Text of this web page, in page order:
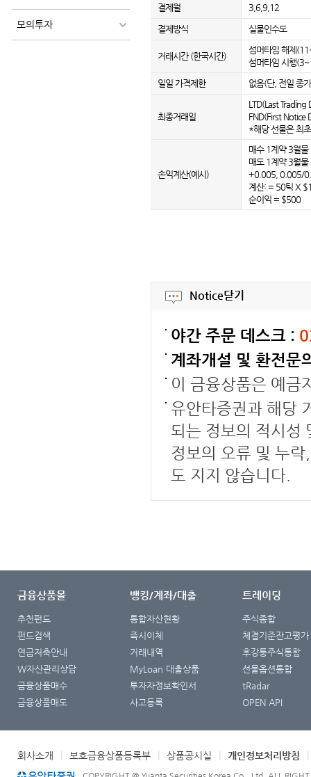
모의투자
결제월 3,6,9,12
결제방식 실물인수도
거래시간 (한국시간)
섬머타임 해제
섬머타임 시행
일일 가격제한
없음(단, 전일 종
최종거래일
LTD(Last Trading
FND(First Notice
*해당 선물은 최
손익계산(예시)
매수 1계약 3월
매도 1계약 3월
+0.005, 0.005/
계산: = 50틱 X
순이익 = $500
Notice닫기
야간 주문 데스크 :
계좌개설 및 환전문
이 금융상품은 예금
유안타증권과 해당
되는 정보의 적시성
정보의 오류 및 누
도 지지 않습니다.
금융상품몰
추천펀드
펀드검색
연금저축안내
W자산관리상담
금융상품매수
금융상품매도
뱅킹/계좌/대출
통합자산현황
즉시이체
거래내역
MyLoan 대출상품
투자자정보확인서
사고등록
트레이딩
주식종합
체결기준잔고평가
후강퉁주식통합
선물옵션통합
tRadar
OPEN API
회사소개 보호금융상품등록부 상품공시실 개인정보처리방침